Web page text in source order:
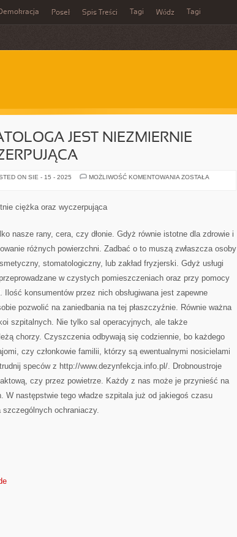
Poseł Spis Treści Tagi Wódz Tagi
JEST NIEZMIERNIE
ON SIE - 15 - 2025 MOŻLIWOŚĆ KOMENTOWANIA PRACA
ZOSTAŁA
ciężka oraz wyczerpująca
nasze rany, cera, czy dłonie. Gdyż równie istotne dla zdrowie i
różnych powierzchni. Zadbać o to muszą zwłaszcza osoby
stomatologiczny, lub zakład fryzjerski. Gdyż usługi
w czystych pomieszczeniach oraz przy pomocy
konsumentów przez nich obsługiwana jest zapewne
pozwolić na zaniedbania na tej płaszczyźnie. Równie ważna
szpitalnych. Nie tylko sal operacyjnych, ale także
chorzy. Czyszczenia odbywają się codziennie, bo każdego
czy członkowie familii, którzy są ewentualnymi nosicielami
speców z http://www.dezynfekcja.info.pl/. Drobnoustroje
czy przez powietrze. Każdy z nas może je przynieść na
W następstwie tego władze szpitala już od jakiegoś czasu
szczególnych ochraniaczy.